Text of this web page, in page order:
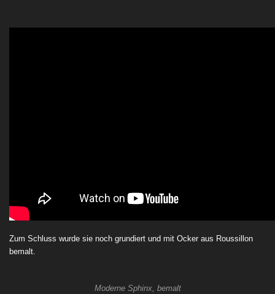
Zum Schluss wurde sie noch grundiert und mit Ocker aus Roussillon
bemalt.
Moderne Sphinx, bemalt